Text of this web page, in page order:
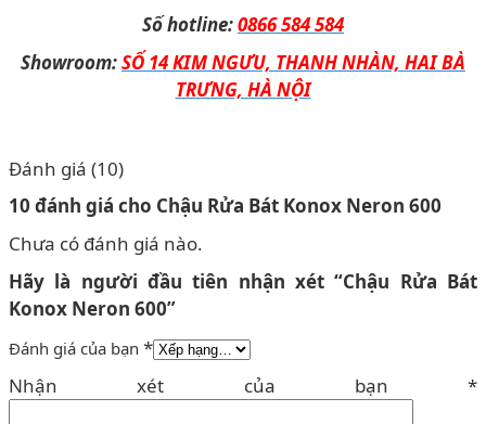
Số hotline:0866 584 584
Showroom:SỐ 14 KIM NGƯU, THANH NHÀN, HAI BÀ
TRƯNG, HÀ NỘI
Đánh giá (10)
10 đánh giá cho Chậu Rửa Bát Konox Neron 600
Chưa có đánh giá nào.
Hãy là người đầu tiên nhận xét “Chậu Rửa Bát
Konox Neron 600”
Đánh giá của bạn *
Nhận xét của bạn *